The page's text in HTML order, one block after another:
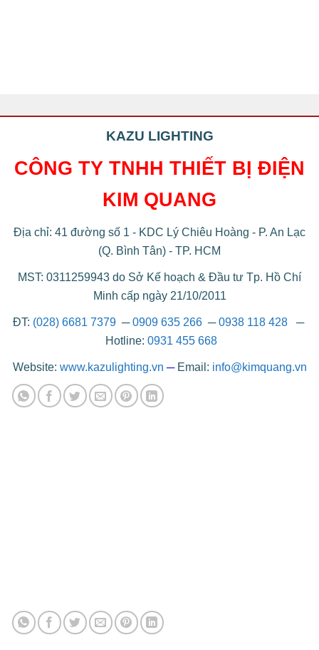
KAZU LIGHTING
CÔNG TY TNHH THIẾT BỊ ĐIỆN
KIM QUANG
Địa chỉ: 41 đường số 1 - KDC Lý Chiêu Hoàng - P. An Lạc
(Q. Bình Tân) - TP. HCM
MST: 0311259943 do Sở Kế hoạch & Đầu tư Tp. Hồ Chí
Minh cấp ngày 21/10/2011
ĐT: (028) 6681 7379 ─0909 635 266─0938 118 428─
Hotline: 0931 455 668
Website: www.kazulighting.vn ─ Email: info@kimquang.vn